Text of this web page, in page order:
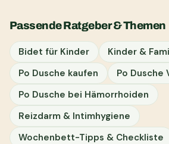
Passende Ratgeber & Themen
Bidet für Kinder
Kinder &
Po Dusche kaufen
Po Dusche
Po Dusche bei Hämorrhoiden
Reizdarm & Intimhygiene
Wochenbett-Tipps & Checkliste